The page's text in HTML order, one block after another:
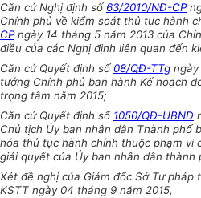
Căn cứ Nghị định số 63/2010/NĐ-CP
Chính phủ về kiểm soát thủ tục hành
CPngày 14 tháng 5 năm 2013 của
điều của các Nghị định liên quan đến
Căn cứ Quyết định số 08/QĐ-TTg ngày
tướng Chính phủ ban hành Kếhoạch
trọng tâm năm 2015;
Căn cứ Quyết định số 1050/QĐ-UBND
Chủ tịch Ủy ban nhân dân Thành phố
hóa thủ tục hành chính thuộc phạm vi
giải quyết của Ủy ban nhân dân thành
Xét đề nghị của Giám đốc Sở Tư
KSTT ngày 04 tháng 9 năm 2015,